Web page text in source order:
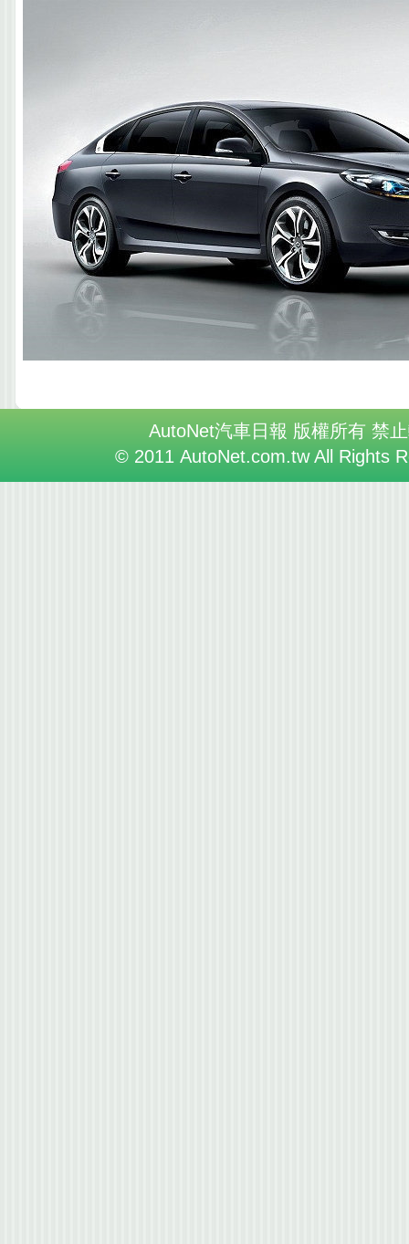
AutoNet汽車日報 版權所有 禁
© 2011 AutoNet.com.tw All Rights